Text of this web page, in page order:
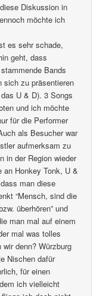
Diskussion in
möchte ich
es sehr schade,
geht, dass
Bands
sich zu präsentieren
U & D). 3 Songs
und ich möchte
für die Performer
als Besucher war
aufmerksam zu
in der Region wieder
Honkey Tonk, U &
man diese
“Mensch, sind die
überhören” und
man mal auf einem
mal was tolles
denn? Würzburg
Nischen dafür
für einen
ich vielleicht